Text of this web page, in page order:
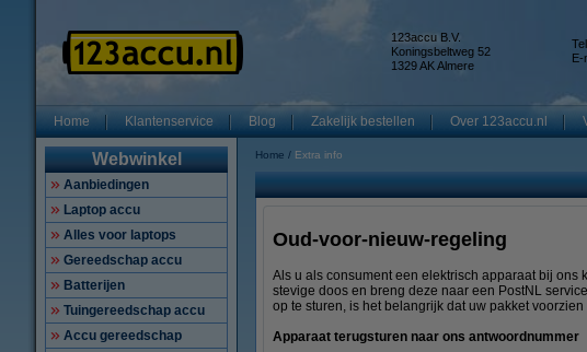
123accu B.V.
Koningsbeltweg 52
1329 AK Almere
E-
Home Klantenservice Blog Zakelijk bestellen Over 123accu.nl
Webwinkel
Aanbiedingen
Laptop accu
Alles voor laptops
Gereedschap accu
Batterijen
Tuingereedschap accu
Accu gereedschap
Home Extra info
Oud-voor-nieuw-regeling
Als u als consument een elektrisch apparaat bij
stevige doos en breng deze naar een PostNL
op te sturen, is het belangrijk dat uw pakket
Apparaat terugsturen naar ons antwoordnummer